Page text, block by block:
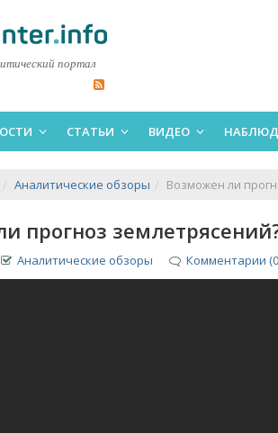
портал
СТАТЬИ ВИДЕО
Аналитические обзоры Возможен ли
прогноз
Аналитические обзоры Комментарии